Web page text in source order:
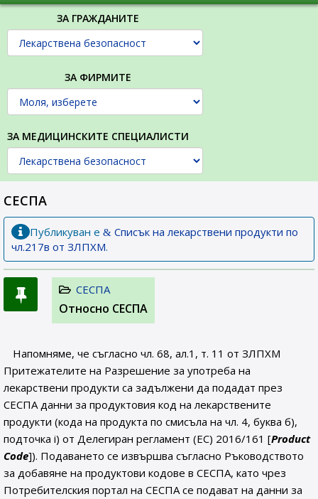
ЗА ГРАЖДАНИТЕ
ЗА ФИРМИТЕ
ЗА МЕДИЦИНСКИТЕ СПЕЦИАЛИСТИ
СЕСПА
Публикуван е
Списък на лекарствени продукти по
чл.217в от ЗЛПХМ.
СЕСПА
Относно СЕСПА
Напомняме, че съгласно чл. 68, ал.1, т. 11 от ЗЛПХМ
Притежателите на Разрешение за употреба на
лекарствени продукти са задължени да подадат през
СЕСПА данни за продуктовия код на лекарствените
продукти (кода на продукта по смисъла на чл. 4, буква б),
подточка i) от Делегиран регламент (ЕС) 2016/161 [Product
Code]). Подаването се извършва съгласно Ръководството
за добавяне на продуктови кодове в СЕСПА, като чрез
Потребителския портал на СЕСПА се подават на данни за